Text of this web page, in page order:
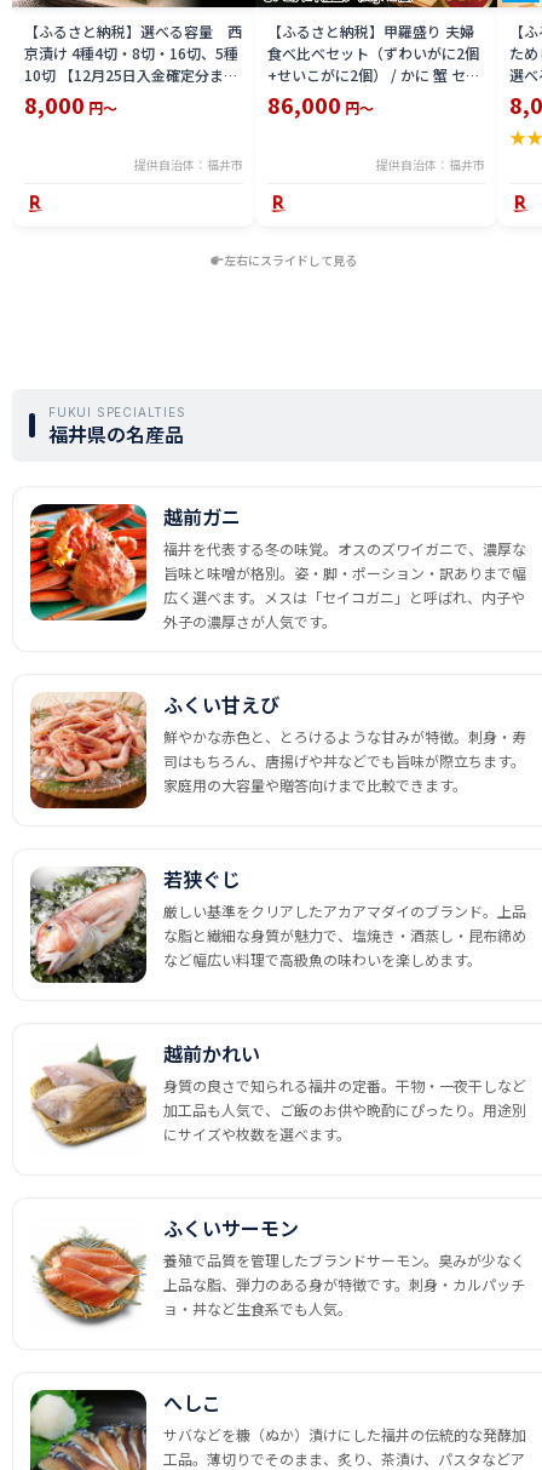
【ふるさと納税】選べる容量 西
京漬け 4種4切・8切・16切、5種
10切 【12月25日入金確定分まで
「年内発送」「年内配送」「年内
お届け」】/ レンジで温めるだけ
8,000 円～
提供自治体：福井市
【ふるさと納税】甲羅盛り 夫婦
食べ比べセット（ずわいがに2個
+せいこがに2個） / かに 蟹 セイ
コ ずわい ズワイ 内子 外子 国産
冷凍 冬 冬の味覚 珍味 グルメ 国
86,000 円～
提供自治体：福井市
【
た
選
鯖
用
テラ
★
左右にスライドして見る
FUKUI SPECIALTIES
福井県の名産品
越前ガニ
福井を代表する冬の味覚。オスのズワイガニで、濃厚な
旨味と味噌が格別。姿・脚・ポーション・訳ありまで幅
広く選べます。メスは「セイコガニ」と呼ばれ、内子や
外子の濃厚さが人気です。
ふくい甘えび
鮮やかな赤色と、とろけるような甘みが特徴。刺身・寿
司はもちろん、唐揚げや丼などでも旨味が際立ちます。
家庭用の大容量や贈答向けまで比較できます。
若狭ぐじ
厳しい基準をクリアしたアカアマダイのブランド。上品
な脂と繊細な身質が魅力で、塩焼き・酒蒸し・昆布締め
など幅広い料理で高級魚の味わいを楽しめます。
越前かれい
身質の良さで知られる福井の定番。干物・一夜干しなど
加工品も人気で、ご飯のお供や晩酌にぴったり。用途別
にサイズや枚数を選べます。
ふくいサーモン
養殖で品質を管理したブランドサーモン。臭みが少なく
上品な脂、弾力のある身が特徴です。刺身・カルパッチ
ョ・丼など生食系でも人気。
へしこ
サバなどを糠（ぬか）漬けにした福井の伝統的な発酵加
工品。薄切りでそのまま、炙り、茶漬け、パスタなどア